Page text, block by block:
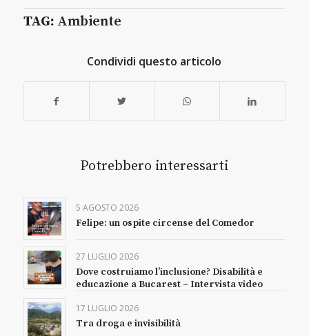
TAG: Ambiente
Condividi questo articolo
Potrebbero interessarti
5 AGOSTO 2026
Felipe: un ospite circense del Comedor
27 LUGLIO 2026
Dove costruiamo l’inclusione? Disabilità e
educazione a Bucarest – Intervista video
17 LUGLIO 2026
Tra droga e invisibilità